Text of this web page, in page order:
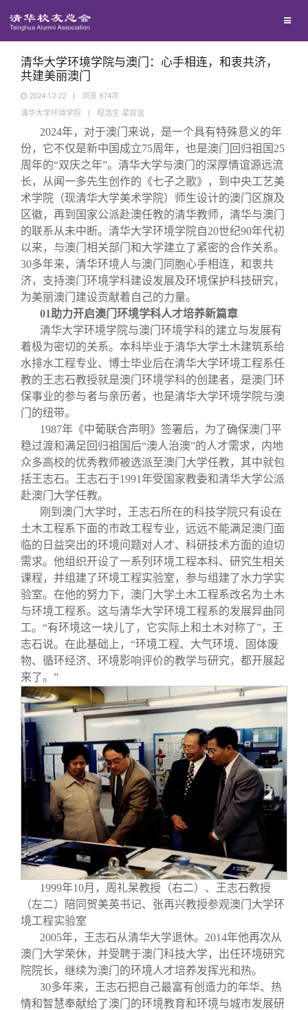
地区联络
年级联络
院系校友工作
专业委员会
兴趣群体
西南联大校友会
回馈母校
捐赠项目
捐赠新闻
捐赠纪事
捐赠方法
义工计划
媒体平台
《清华校友通讯》
《水木清华》
我要订阅
新媒体平台
百年清华
清华人物
清华故事
青春风采
校友文苑
校友讲坛
校友视界
校友服务
终身学习
信息化服务
三创大赛
实用信息
校友总会
总会简介
会长致辞
总会章程
理事会名单
制度法规
联系我们
关闭
清华大学环境学院与澳门：心手相连，和衷共济，
共建美丽澳门
2024-12-22 | 浏览 874次
清华大学环境学院
| 程浩生 梁双弦
2024年，对于澳门来说，是一个具有特殊意义的年
份，它不仅是新中国成立75周年，也是澳门回归祖国25
周年的“双庆之年”。清华大学与澳门的深厚情谊源远流
长，从闻一多先生创作的《七子之歌》，到中央工艺美
术学院（现清华大学美术学院）师生设计的澳门区旗及
区徽，再到国家公派赴澳任教的清华教师，清华与澳门
的联系从未中断。清华大学环境学院自20世纪90年代初
以来，与澳门相关部门和大学建立了紧密的合作关系。
30多年来，清华环境人与澳门同胞心手相连，和衷共
济，支持澳门环境学科建设发展及环境保护科技研究，
为美丽澳门建设贡献着自己的力量。
01助力开启澳门环境学科人才培养新篇章
清华大学环境学院与澳门环境学科的建立与发展有
着极为密切的关系。本科毕业于清华大学土木建筑系给
水排水工程专业、博士毕业后在清华大学环境工程系任
教的王志石教授就是澳门环境学科的创建者，是澳门环
保事业的参与者与亲历者，也是清华大学环境学院与澳
门的纽带。
1987年《中葡联合声明》签署后，为了确保澳门平
稳过渡和满足回归祖国后“澳人治澳”的人才需求，内地
众多高校的优秀教师被选派至澳门大学任教，其中就包
括王志石。王志石于1991年受国家教委和清华大学公派
赴澳门大学任教。
刚到澳门大学时，王志石所在的科技学院只有设在
土木工程系下面的市政工程专业，远远不能满足澳门面
临的日益突出的环境问题对人才、科研技术方面的迫切
需求。他组织开设了一系列环境工程本科、研究生相关
课程，并组建了环境工程实验室，参与组建了水力学实
验室。在他的努力下，澳门大学土木工程系改名为土木
与环境工程系。这与清华大学环境工程系的发展异曲同
工。“有环境这一块儿了，它实际上和土木对称了”，王
志石说。在此基础上，“环境工程、大气环境、固体废
物、循环经济、环境影响评价的教学与研究，都开展起
来了。”
1999年10月，周礼杲教授（右二）、王志石教授
（左二）陪同贺美英书记、张再兴教授参观澳门大学环
境工程实验室
2005年，王志石从清华大学退休。2014年他再次从
澳门大学荣休，并受聘于澳门科技大学，出任环境研究
院院长，继续为澳门的环境人才培养发挥光和热。
30多年来，王志石把自己最富有创造力的年华、热
情和智慧奉献给了澳门的环境教育和环境与城市发展研